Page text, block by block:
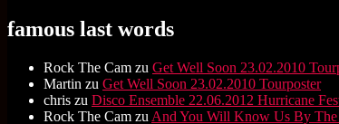
famous last words
Rock The Cam zu Get Well Soon 23.02.2010
Martin zu Get Well Soon 23.02.2010 Tourposter
chris zu Disco Ensemble 22.06.2012 Hurricane
Rock The Cam zu And You Will Know Us By